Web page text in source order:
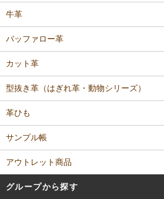
牛革
バッファロー革
カット革
型抜き革（はぎれ革・動物シリーズ）
革ひも
サンプル帳
アウトレット商品
グループから探す